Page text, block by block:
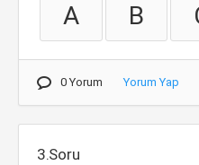
A B
0 Yorum Yorum Yap
3.Soru